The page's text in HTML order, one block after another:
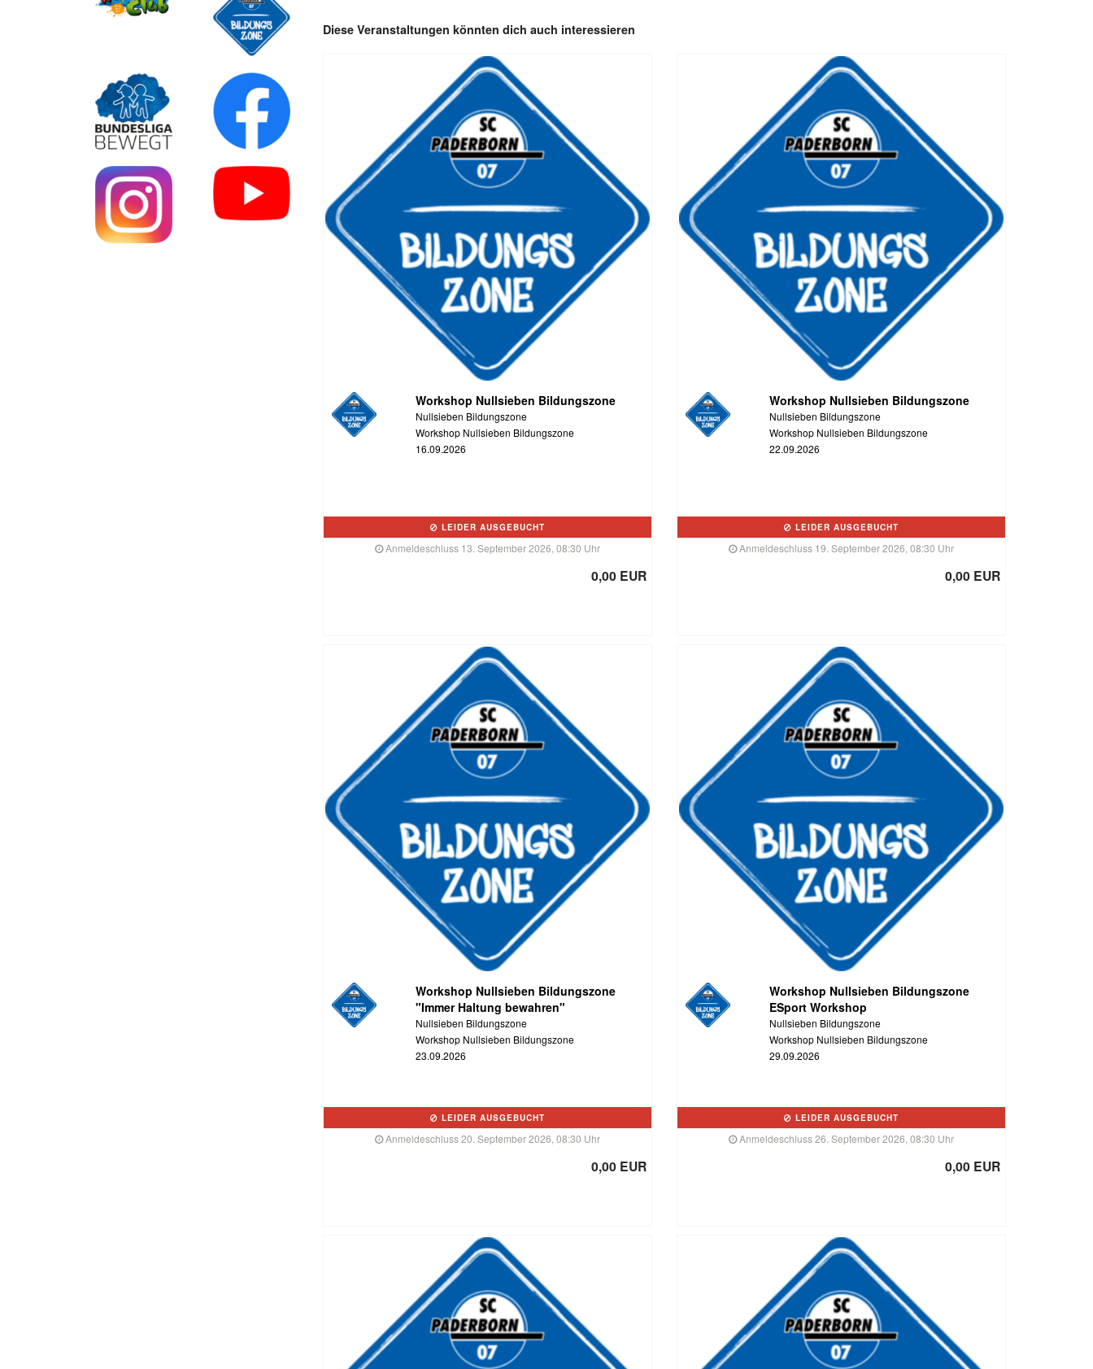
Diese Veranstaltungen könnten dich auch interessieren
Workshop Nullsieben Bildungszone
Nullsieben Bildungszone
Workshop Nullsieben Bildungszone
16.09.2026
LEIDER AUSGEBUCHT
Anmeldeschluss 13. September 2026, 08:30 Uhr
0,00 EUR
Workshop Nullsieben Bildungszone
Nullsieben Bildungszone
Workshop Nullsieben Bildungszone
22.09.2026
LEIDER AUSGEBUCHT
Anmeldeschluss 19. September 2026, 08:30 Uhr
0,00 EUR
Workshop Nullsieben Bildungszone
"Immer Haltung bewahren"
Nullsieben Bildungszone
Workshop Nullsieben Bildungszone
23.09.2026
LEIDER AUSGEBUCHT
Anmeldeschluss 20. September 2026, 08:30 Uhr
0,00 EUR
Workshop Nullsieben Bildungszone
ESport Workshop
Nullsieben Bildungszone
Workshop Nullsieben Bildungszone
29.09.2026
LEIDER AUSGEBUCHT
Anmeldeschluss 26. September 2026, 08:30 Uhr
0,00 EUR